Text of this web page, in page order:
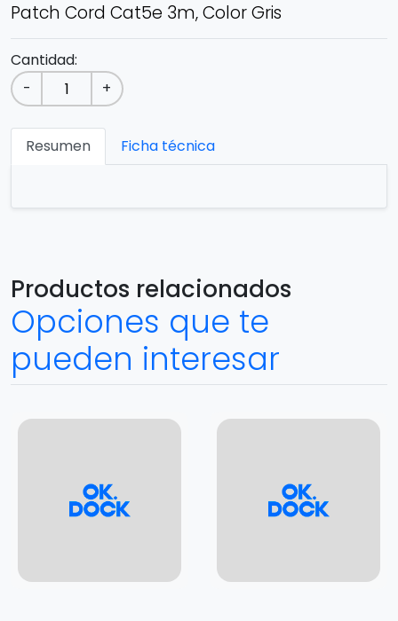
Patch Cord Cat5e 3m, Color Gris
Cantidad:
-
+
Resumen Ficha técnica
Productos relacionados
Opciones que te
pueden interesar